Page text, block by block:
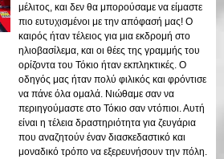
μέλιτος, και δεν θα μπορούσαμε να είμαστε
πιο ευτυχισμένοι με την απόφασή μας! Ο
καιρός ήταν τέλειος για μια εκδρομή στο
ηλιοβασίλεμα, και οι θέες της γραμμής του
ορίζοντα του Τόκιο ήταν εκπληκτικές. Ο
οδηγός μας ήταν πολύ φιλικός και φρόντισε
να πάνε όλα ομαλά. Νιώθαμε σαν να
περιηγούμαστε στο Τόκιο σαν ντόπιοι. Αυτή
είναι η τέλεια δραστηριότητα για ζευγάρια
που αναζητούν έναν διασκεδαστικό και
μοναδικό τρόπο να εξερευνήσουν την πόλη.